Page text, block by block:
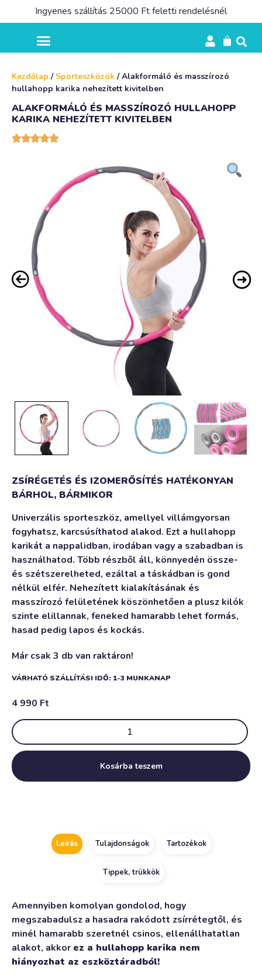
Ingyenes szállítás 25000 Ft feletti rendelésnél
Kezdőlap / Sporteszközök / Alakformáló és masszírozó
hullahopp karika nehezített kivitelben
ALAKFORMÁLÓ ÉS MASSZÍROZÓ HULLAHOPP
KARIKA NEHEZÍTETT KIVITELBEN

ZSÍRÉGETÉS ÉS IZOMERŐSÍTÉS HATÉKONYAN
BÁRHOL, BÁRMIKOR
Univerzális sporteszköz, amellyel villámgyorsan
fogyhatsz, karcsúsíthatod alakod. Ezt a hullahopp
karikát a nappalidban, irodában vagy a szabadban is
használhatod. Több részből áll, könnyedén össze-
és szétszerelheted, ezáltal a táskádban is gond
nélkül elfér. Nehezített kialakításának és
masszírozó felületének köszönhetően a plusz kilók
szinte elillannak, feneked hamarabb lehet formás,
hasad pedig lapos és kockás.
Már csak 3 db van raktáron!
VÁRHATÓ SZÁLLÍTÁSI IDŐ: 1-3 MUNKANAP
4 990 Ft
Kosárba teszem
Leírás Tulajdonságok Tartozékok
Tippek, trükkök
Amennyiben komolyan gondolod, hogy
megszabadulsz a hasadra rakódott zsírrétegtől, és
minél hamarabb szeretnél csinos, ellenállhatatlan
alakot, akkor ez a hullahopp karika nem
hiányozhat az eszköztáradból!